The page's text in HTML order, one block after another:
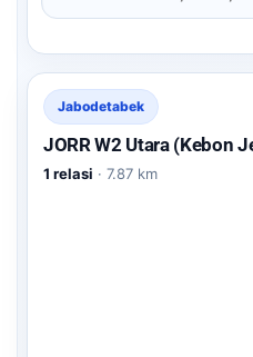
Jabodetabek
JORR W2 Utara (Kebon
1 relasi · 7.87 km